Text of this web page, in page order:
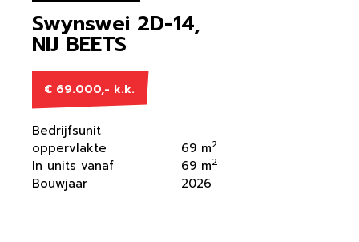
Swynswei 2D-14,
NIJ BEETS
€ 69.000,- k.k.
Bedrijfsunit
oppervlakte
In units vanaf
Bouwjaar
69 m2
69 m2
2026